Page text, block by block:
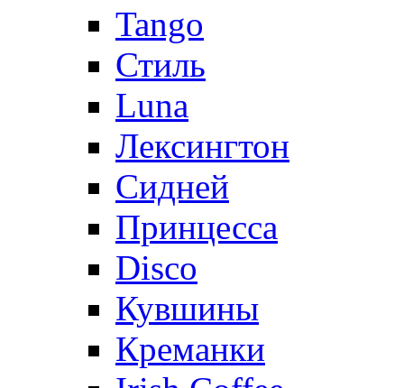
Tango
Стиль
Luna
Лексингтон
Сидней
Принцесса
Disco
Кувшины
Креманки